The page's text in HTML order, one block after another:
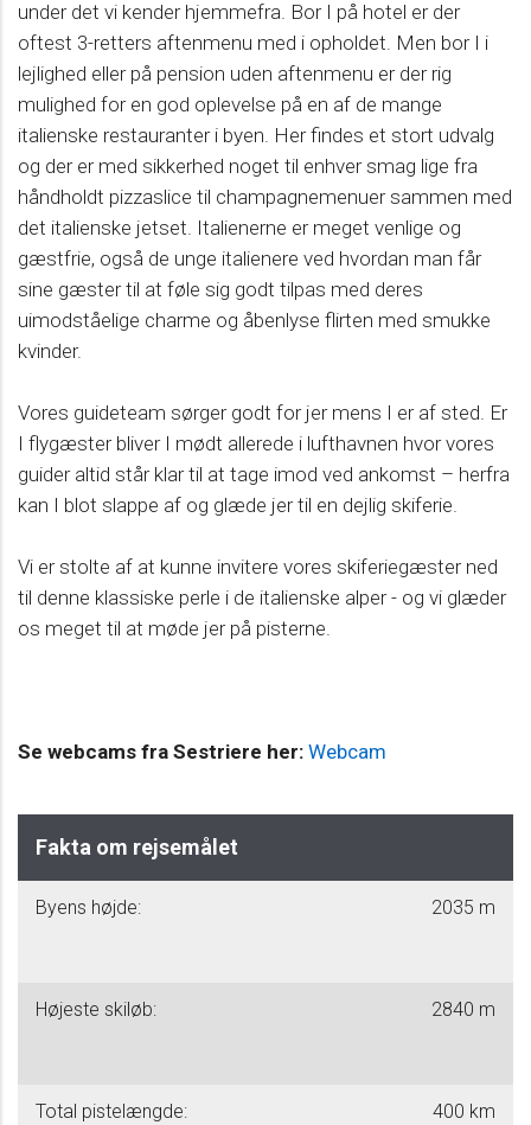
under det vi kender hjemmefra. Bor I på hotel er der
oftest 3-retters aftenmenu med i opholdet. Men bor I i
lejlighed eller på pension uden aftenmenu er der rig
mulighed for en god oplevelse på en af de mange
italienske restauranter i byen. Her findes et stort udvalg
og der er med sikkerhed noget til enhver smag lige fra
håndholdt pizzaslice til champagnemenuer sammen med
det italienske jetset. Italienerne er meget venlige og
gæstfrie, også de unge italienere ved hvordan man får
sine gæster til at føle sig godt tilpas med deres
uimodståelige charme og åbenlyse flirten med smukke
kvinder.
Vores guideteam sørger godt for jer mens I er af sted. Er
I flygæster bliver I mødt allerede i lufthavnen hvor vores
guider altid står klar til at tage imod ved ankomst – herfra
kan I blot slappe af og glæde jer til en dejlig skiferie.
Vi er stolte af at kunne invitere vores skiferiegæster ned
til denne klassiske perle i de italienske alper - og vi glæder
os meget til at møde jer på pisterne.
Se webcams fra Sestriere her: Webcam
Fakta om rejsemålet
Byens højde: 2035 m
Højeste skiløb: 2840 m
Total pistelængde: 400 km